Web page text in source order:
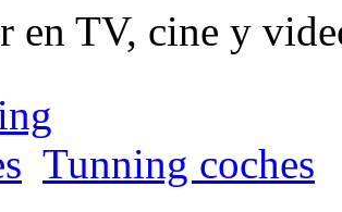
en TV, cine y
Tunning coches